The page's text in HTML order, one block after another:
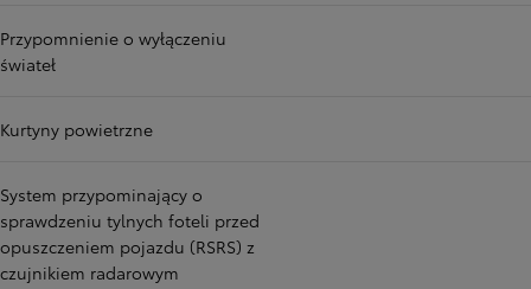
Przypomnienie o wyłączeniu
świateł
Kurtyny powietrzne
System przypominający o
sprawdzeniu tylnych foteli przed
opuszczeniem pojazdu (RSRS) z
czujnikiem radarowym